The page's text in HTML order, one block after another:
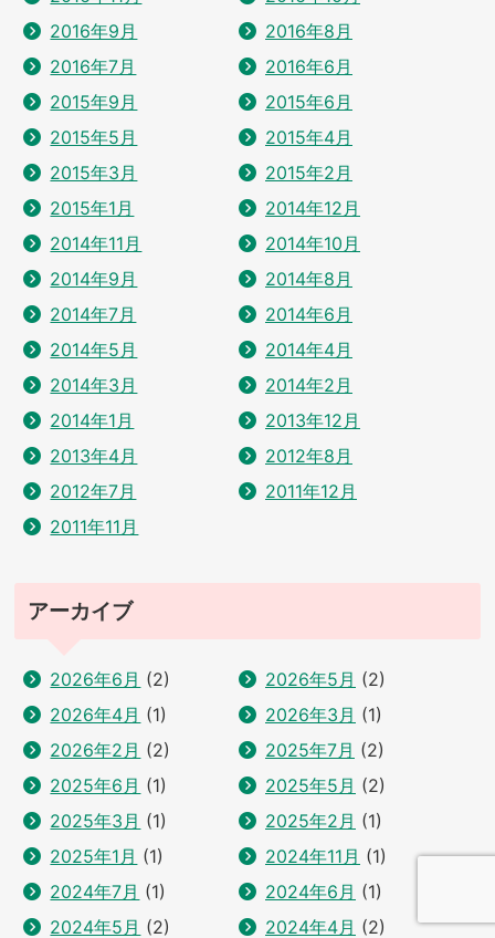
2016年9月
2016年8月
2016年7月
2016年6月
2015年9月
2015年6月
2015年5月
2015年4月
2015年3月
2015年2月
2015年1月
2014年12月
2014年11月
2014年10月
2014年9月
2014年8月
2014年7月
2014年6月
2014年5月
2014年4月
2014年3月
2014年2月
2014年1月
2013年12月
2013年4月
2012年8月
2012年7月
2011年12月
2011年11月
アーカイブ
2026年6月 (2) 2026年5月 (2)
2026年4月 (1) 2026年3月 (1)
2026年2月 (2) 2025年7月 (2)
2025年6月 (1) 2025年5月 (2)
2025年3月 (1) 2025年2月 (1)
2025年1月 (1) 2024年11月 (1)
2024年7月 (1) 2024年6月 (1)
2024年5月 (2) 2024年4月 (2)